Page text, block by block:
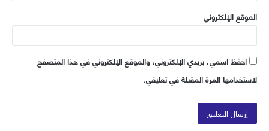
الموقع الإلكتروني
احفظ اسمي، بريدي الإلكتروني، والموقع الإلكتروني في هذا المتصفح
لاستخدامها المرة المقبلة في تعليقي.